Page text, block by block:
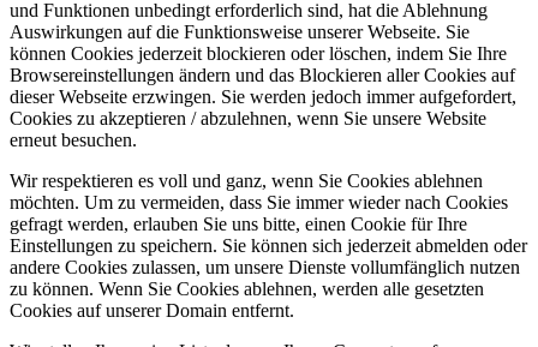
und Funktionen unbedingt erforderlich sind, hat die Ablehnung
Auswirkungen auf die Funktionsweise unserer Webseite. Sie
können Cookies jederzeit blockieren oder löschen, indem Sie Ihre
Browsereinstellungen ändern und das Blockieren aller Cookies auf
dieser Webseite erzwingen. Sie werden jedoch immer aufgefordert,
Cookies zu akzeptieren / abzulehnen, wenn Sie unsere Website
erneut besuchen.
Wir respektieren es voll und ganz, wenn Sie Cookies ablehnen
möchten. Um zu vermeiden, dass Sie immer wieder nach Cookies
gefragt werden, erlauben Sie uns bitte, einen Cookie für Ihre
Einstellungen zu speichern. Sie können sich jederzeit abmelden oder
andere Cookies zulassen, um unsere Dienste vollumfänglich nutzen
zu können. Wenn Sie Cookies ablehnen, werden alle gesetzten
Cookies auf unserer Domain entfernt.